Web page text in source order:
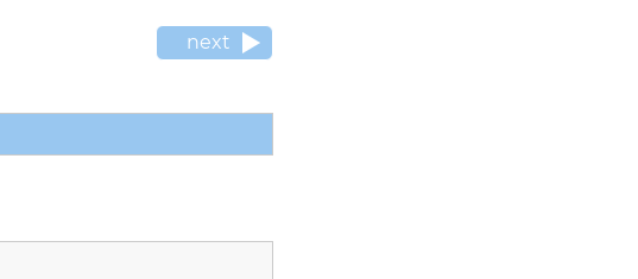
next